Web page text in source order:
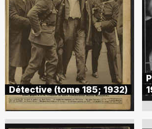
Détective (tome 185; 1932)